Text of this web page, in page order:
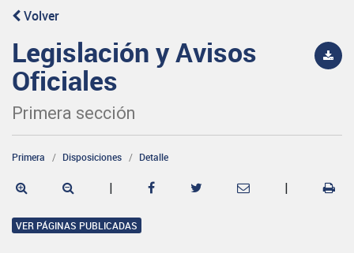
Volver
Legislación y Avisos
Oficiales
Primera sección
Primera Disposiciones Detalle
| |
VER PÁGINAS PUBLICADAS